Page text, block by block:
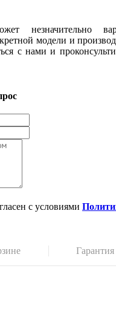
незначительно
модели и
с нами и
с условиями
Гарантия